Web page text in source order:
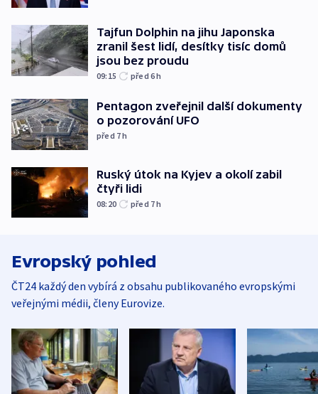
Tajfun Dolphin na jihu Japonska
zranil šest lidí, desítky tisíc domů
jsou bez proudu
09:15 před 6h
Pentagon zveřejnil další dokumenty
o pozorování UFO
před 7h
Ruský útok na Kyjev a okolí zabil
čtyři lidi
08:20 před 7h
Evropský pohled
ČT24 každý den vybírá z obsahu publikovaného evropskými
veřejnými médii, členy Eurovize.